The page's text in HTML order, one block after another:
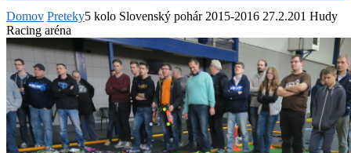
Domov Preteky5 kolo Slovenský pohár 2015-2016 27.2.201 Hudy
Racing aréna